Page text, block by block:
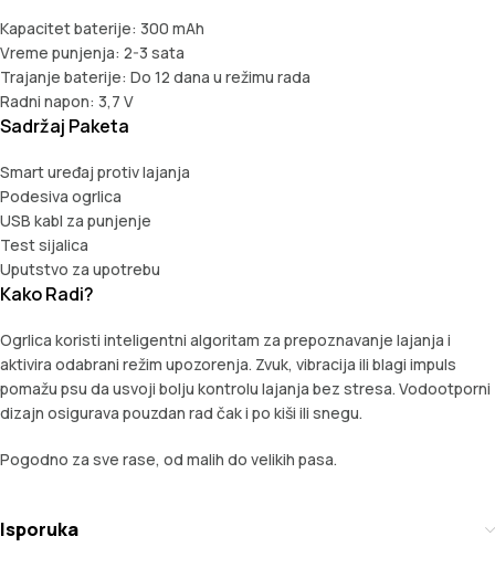
Kapacitet baterije: 300 mAh
Vreme punjenja: 2-3 sata
Trajanje baterije: Do 12 dana u režimu rada
Radni napon: 3,7 V
Sadržaj Paketa
Smart uređaj protiv lajanja
Podesiva ogrlica
USB kabl za punjenje
Test sijalica
Uputstvo za upotrebu
Kako Radi?
Ogrlica koristi inteligentni algoritam za prepoznavanje lajanja i
aktivira odabrani režim upozorenja. Zvuk, vibracija ili blagi impuls
pomažu psu da usvoji bolju kontrolu lajanja bez stresa. Vodootporni
dizajn osigurava pouzdan rad čak i po kiši ili snegu.
Pogodno za sve rase, od malih do velikih pasa.
Isporuka